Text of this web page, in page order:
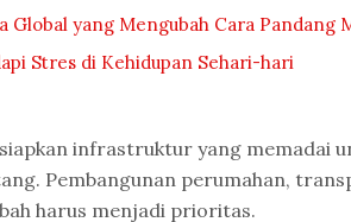
Global yang Mengubah Cara Pandang
Stres di Kehidupan Sehari-hari
infrastruktur yang memadai
Pembangunan perumahan,
harus menjadi prioritas.